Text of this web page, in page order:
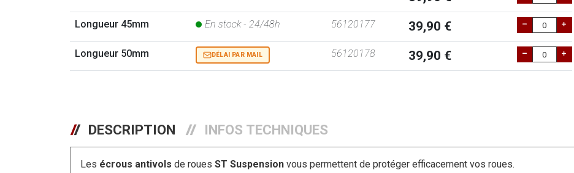
Longueur 45mm En stock - 24/48h 56120177 39,90 €
Longueur 50mm DÉLAI PAR MAIL 56120178 39,90 €
DESCRIPTION INFOS TECHNIQUES
Les écrous antivols de roues ST Suspension vous permettent de protéger efficacement vos roues.